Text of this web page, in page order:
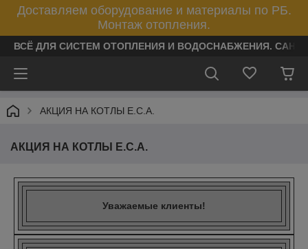
Доставляем оборудование и материалы по РБ.
Монтаж отопления.
ВСЁ ДЛЯ СИСТЕМ ОТОПЛЕНИЯ И ВОДОСНАБЖЕНИЯ.
АКЦИЯ НА КОТЛЫ E.C.A.
АКЦИЯ НА КОТЛЫ E.C.A.
Уважаемые клиенты!